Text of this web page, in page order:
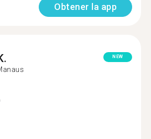
Obtener la app
NEW